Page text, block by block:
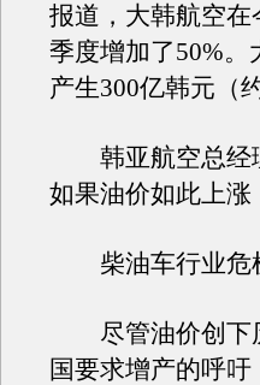
报道，大韩航空
季度增加了50%
产生300亿韩元（
韩亚航空总经
如果油价如此上
柴油车行业危
尽管油价创下
国要求增产的呼